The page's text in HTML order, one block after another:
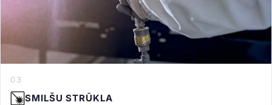
03
SMILŠU STRŪKLA